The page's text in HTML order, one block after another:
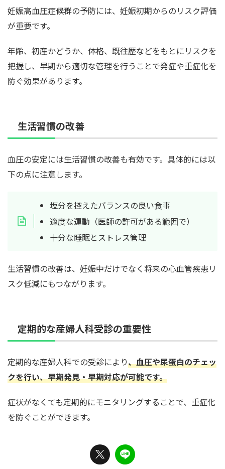
妊娠高血圧症候群の予防には、妊娠初期からのリスク評価
が重要です。
年齢、初産かどうか、体格、既往歴などをもとにリスクを
把握し、早期から適切な管理を行うことで発症や重症化を
防ぐ効果があります。
生活習慣の改善
血圧の安定には生活習慣の改善も有効です。具体的には以
下の点に注意します。
塩分を控えたバランスの良い食事
適度な運動（医師の許可がある範囲で）
十分な睡眠とストレス管理
生活習慣の改善は、妊娠中だけでなく将来の心血管疾患リ
スク低減にもつながります。
定期的な産婦人科受診の重要性
定期的な産婦人科での受診により、血圧や尿蛋白のチェッ
クを行い、早期発見・早期対応が可能です。
症状がなくても定期的にモニタリングすることで、重症化
を防ぐことができます。